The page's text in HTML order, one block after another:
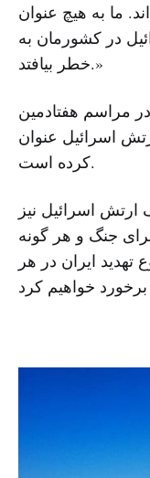
ما به هیچ عنوان
در کشورمان به
خطر بیافتد.»
مراسم هفتادمین
اسرائیل عنوان
کرده است.
اسرائیل نیز
جنگ و هر گونه
ایران در هر